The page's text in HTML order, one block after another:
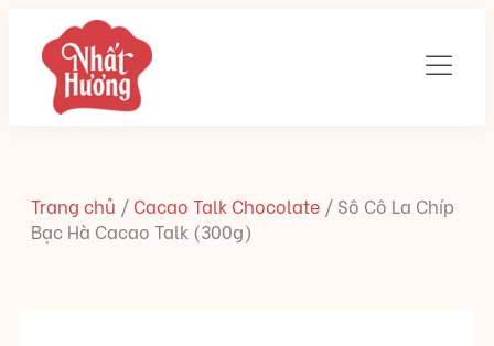
Trang chủ / Cacao Talk Chocolate / Sô Cô La Chíp
Bạc Hà Cacao Talk (300g)